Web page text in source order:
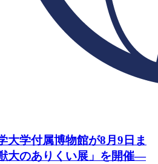
大学付属博物館が8月9日ま
大のありくい展」を開催―